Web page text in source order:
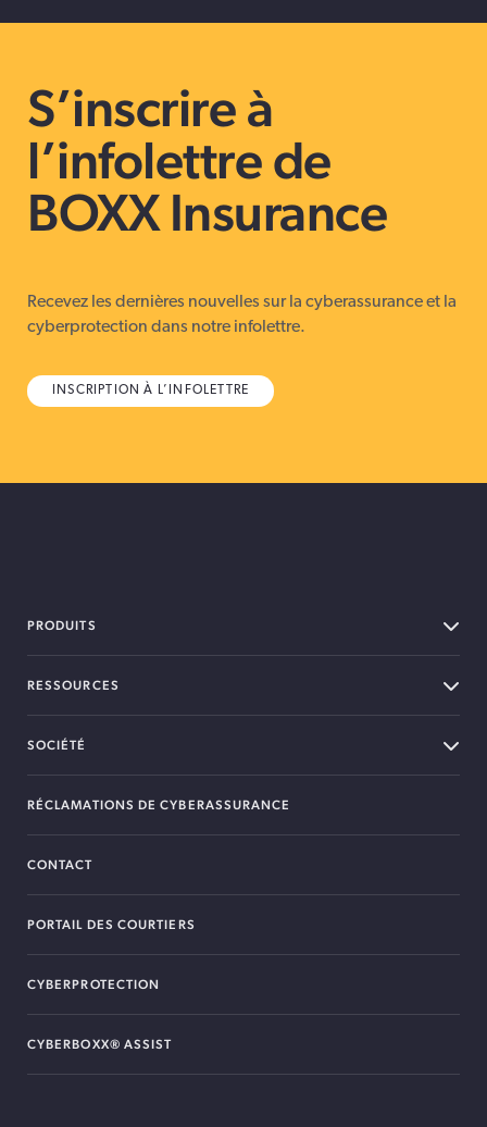
S’inscrire à
l’infolettre de
BOXX Insurance
Recevez les dernières nouvelles sur la cyberassurance et la
cyberprotection dans notre infolettre.
INSCRIPTION À L’INFOLETTRE
PRODUITS
RESSOURCES
SOCIÉTÉ
RÉCLAMATIONS DE CYBERASSURANCE
CONTACT
PORTAIL DES COURTIERS
CYBERPROTECTION
CYBERBOXX® ASSIST